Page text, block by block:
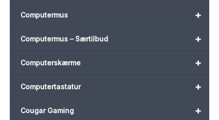
+
Computermus
+
Computermus – Særtilbud
+
Computerskærme
+
Computertastatur
+
Cougar Gaming